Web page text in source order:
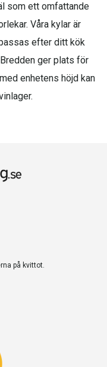
som ett omfattande
Våra kylar är
efter ditt kök
ger plats för
enhetens höjd kan
på kvittot.